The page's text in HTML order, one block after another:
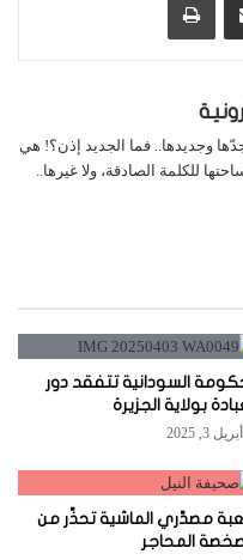
بجدّها وجديدها.. فما الجديد إذن؟! هي
للكلمة الصادقة، ولا غيرها..
السودانية تتفقد دور
بولاية الجزيرة
أبريل 3, 2025
مصدِّري الماشية تحذِّر من
المحاجر